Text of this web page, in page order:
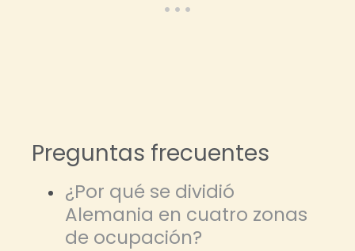
Preguntas frecuentes
¿Por qué se dividió
Alemania en cuatro zonas
de ocupación?